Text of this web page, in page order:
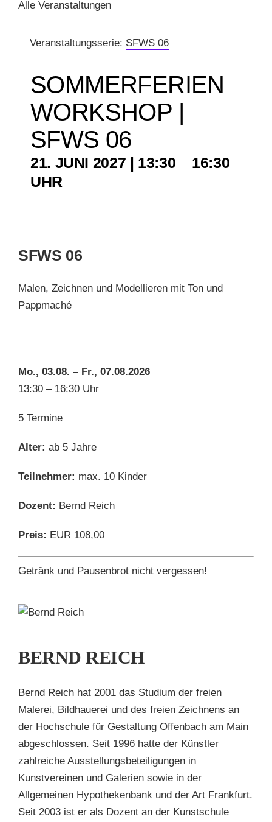
SUCHE
NACH:
Alle Veranstaltungen
Veranstaltungsserie: SFWS 06
SOMMERFERIEN
WORKSHOP |
SFWS 06
21. JUNI 2027 | 13:30 16:30
SFWS 06
Malen, Zeichnen und Modellieren mit Ton und
Pappmaché
Mo., 03.08. – Fr., 07.08.2026
13:30 – 16:30 Uhr
5 Termine
Alter: ab 5 Jahre
Teilnehmer: max. 10 Kinder
Dozent: Bernd Reich
Preis: EUR 108,00
Getränk und Pausenbrot nicht vergessen!
BERND REICH
Bernd Reich hat 2001 das Studium der freien
Malerei, Bildhauerei und des freien Zeichnens an
der Hochschule für Gestaltung Offenbach am Main
abgeschlossen. Seit 1996 hatte der Künstler
zahlreiche Ausstellungsbeteiligungen in
Kunstvereinen und Galerien sowie in der
Allgemeinen Hypothekenbank und der Art Frankfurt.
Seit 2003 ist er als Dozent an der Kunstschule